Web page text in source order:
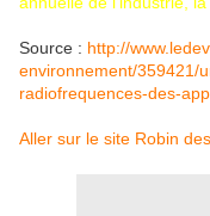
Source : http://
environnement/359421/
radiofrequences-des-
Aller sur le site Robin